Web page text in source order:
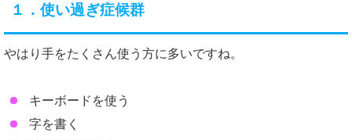
１．使い過ぎ症候群
やはり手をたくさん使う方に多いですね。
キーボードを使う
字を書く